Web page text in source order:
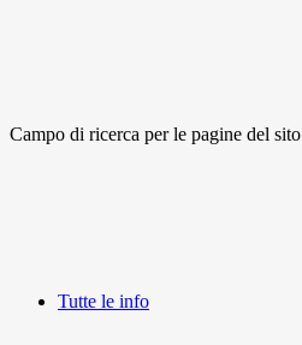
Campo di ricerca per le pagine del sito
Tutte le info